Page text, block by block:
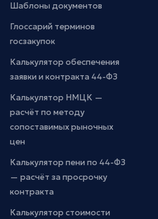
Шаблоны документов
Глоссарий терминов
госзакупок
Калькулятор обеспечения
заявки и контракта 44-ФЗ
Калькулятор НМЦК —
расчёт по методу
сопоставимых рыночных
цен
Калькулятор пени по 44-ФЗ
— расчёт за просрочку
контракта
Калькулятор стоимости